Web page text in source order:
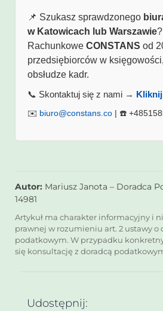
📌 Szukasz sprawdzonego
w Katowicach lub Warszawie
Rachunkowe CONSTANS od
przedsiębiorców w
obsłudze kadr.
📞 Skontaktuj się z nami →
✉️ biuro@constans.co | ☎️
Autor: Mariusz Janota – Doradca
14981
Artykuł ma charakter informacyjny i
prawnej w rozumieniu art. 2 ustawy o
podatkowym. W przypadku
się konsultację z doradcą
Udostępnij: